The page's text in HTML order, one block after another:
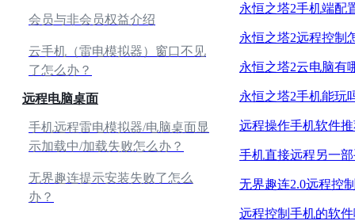
会员与非会员权益介绍
云手机（雷电模拟器）窗口不见
了怎么办？
远程电脑桌面
手机远程雷电模拟器/电脑桌面显
示加载中/加载失败怎么办？
无界趣连提示安装失败了怎么
办？
永恒之塔2手机端配
永恒之塔2远程控制
永恒之塔2云电脑有
永恒之塔2手机能玩
远程操作手机软件
手机直接远程另一
无界趣连2.0远程控
远程控制手机的软